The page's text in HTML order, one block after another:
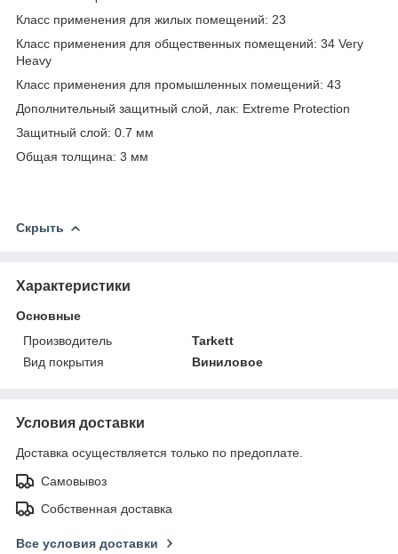
Класс применения для жилых помещений: 23
Класс применения для общественных помещений: 34 Very
Heavy
Класс применения для промышленных помещений: 43
Дополнительный защитный слой, лак: Extreme Protection
Защитный слой: 0.7 мм
Общая толщина: 3 мм
Скрыть
Характеристики
Основные
Производитель
Tarkett
Вид покрытия
Виниловое
Условия доставки
Доставка осуществляется только по предоплате.
Самовывоз
Собственная доставка
Все условия доставки